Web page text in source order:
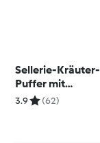
Sellerie-Kräuter-
Puffer mit
Avocadoquark
3.9 (62)